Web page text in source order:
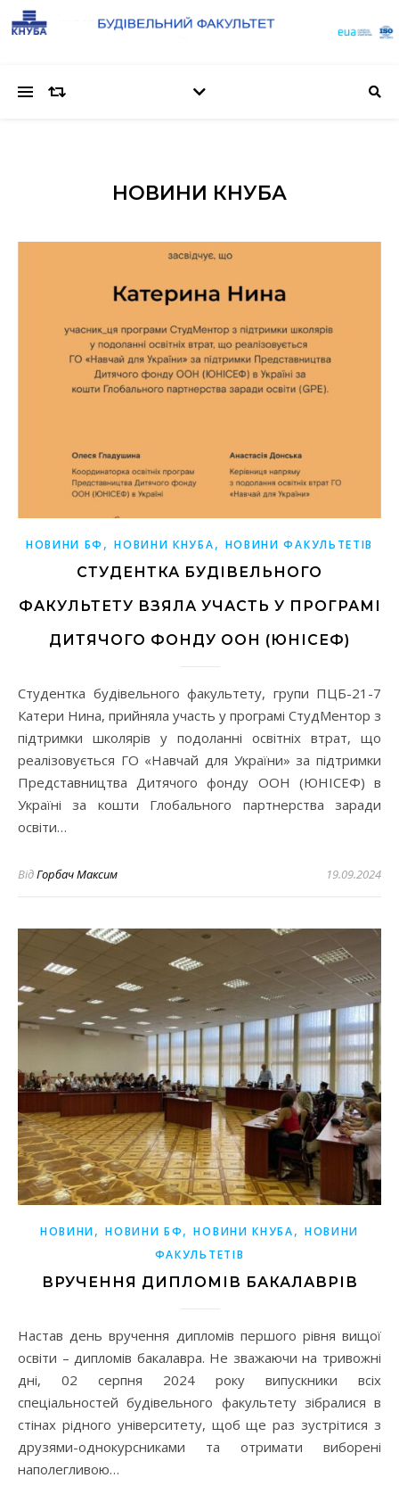
НОВИНИ КНУБА
НОВИНИ БФ ,НОВИНИ КНУБА, НОВИНИ ФАКУЛЬТЕТІВ
СТУДЕНТКА БУДІВЕЛЬНОГО
ФАКУЛЬТЕТУ ВЗЯЛА УЧАСТЬ У ПРОГРАМІ
ДИТЯЧОГО ФОНДУ ООН (ЮНІСЕФ)
Студентка будівельного факультету, групи ПЦБ-21-7
Катери Нина, прийняла участь у програмі СтудМентор з
підтримки школярів у подоланні освітніх втрат, що
реалізовується ГО «Навчай для України» за підтримки
Представництва Дитячого фонду ООН (ЮНІСЕФ) в
Україні за кошти Глобального партнерства заради
освіти…
ВідГорбач Максим 19.09.2024
НОВИНИ,НОВИНИ БФ,НОВИНИ КНУБА, НОВИНИ
ФАКУЛЬТЕТІВ
ВРУЧЕННЯ ДИПЛОМІВ БАКАЛАВРІВ
Настав день вручення дипломів першого рівня вищої
освіти – дипломів бакалавра. Не зважаючи на тривожні
дні, 02 серпня 2024 року випускники всіх
спеціальностей будівельного факультету зібралися в
стінах рідного університету, щоб ще раз зустрітися з
друзями-однокурсниками та отримати виборені
наполегливою…